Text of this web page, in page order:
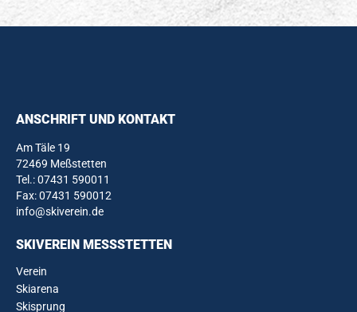
ANSCHRIFT UND KONTAKT
Am Täle 19
72469 Meßstetten
Tel.:07431 590011
Fax: 07431 590012
info@skiverein.de
SKIVEREIN MESSSTETTEN
Verein
Skiarena
Skisprung